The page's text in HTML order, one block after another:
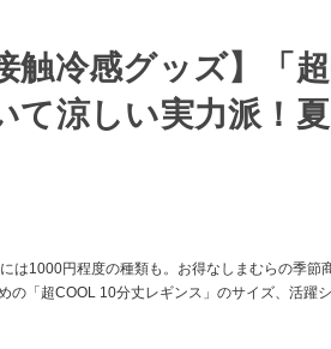
触冷感グッズ】「
て涼しい実力派！
は1000円程度の種類も。お得なしまむらの季
の「超COOL 10分丈レギンス」のサイズ、活躍